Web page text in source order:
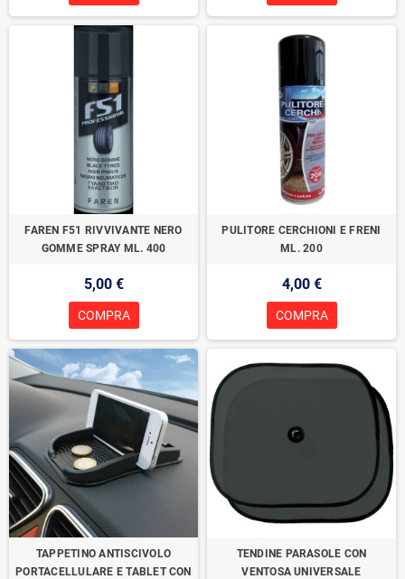
FAREN F51 RIVVIVANTE NERO
GOMME SPRAY ML. 400
5,00 €
COMPRA
PULITORE CERCHIONI E FRENI
ML. 200
4,00 €
COMPRA
TAPPETINO ANTISCIVOLO
PORTACELLULARE E TABLET CON
TENDINE PARASOLE CON
VENTOSA UNIVERSALE